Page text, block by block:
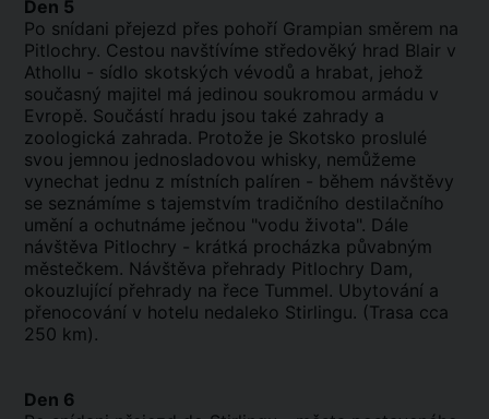
Den 5
Po snídani přejezd přes pohoří Grampian směrem na
Pitlochry. Cestou navštívíme středověký hrad Blair v
Athollu - sídlo skotských vévodů a hrabat, jehož
současný majitel má jedinou soukromou armádu v
Evropě. Součástí hradu jsou také zahrady a
zoologická zahrada. Protože je Skotsko proslulé
svou jemnou jednosladovou whisky, nemůžeme
vynechat jednu z místních palíren - během návštěvy
se seznámíme s tajemstvím tradičního destilačního
umění a ochutnáme ječnou "vodu života". Dále
návštěva Pitlochry - krátká procházka půvabným
městečkem. Návštěva přehrady Pitlochry Dam,
okouzlující přehrady na řece Tummel. Ubytování a
přenocování v hotelu nedaleko Stirlingu. (Trasa cca
250 km).
Den 6